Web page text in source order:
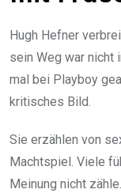
Hugh Hefner
sein Weg war nicht
mal bei Playboy
kritisches Bild.
Sie erzählen von
Machtspiel. Viele
Meinung nicht